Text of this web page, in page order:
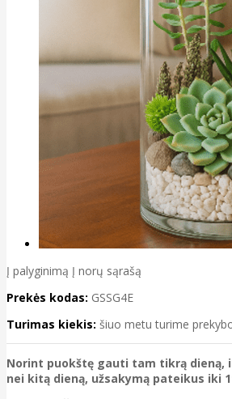
Į palyginimą Į norų sąrašą
Prekės kodas: GSSG4E
Turimas kiekis: šiuo metu turime
Norint puokštę gauti tam tikrą
nei kitą dieną, užsakymą pateikus iki